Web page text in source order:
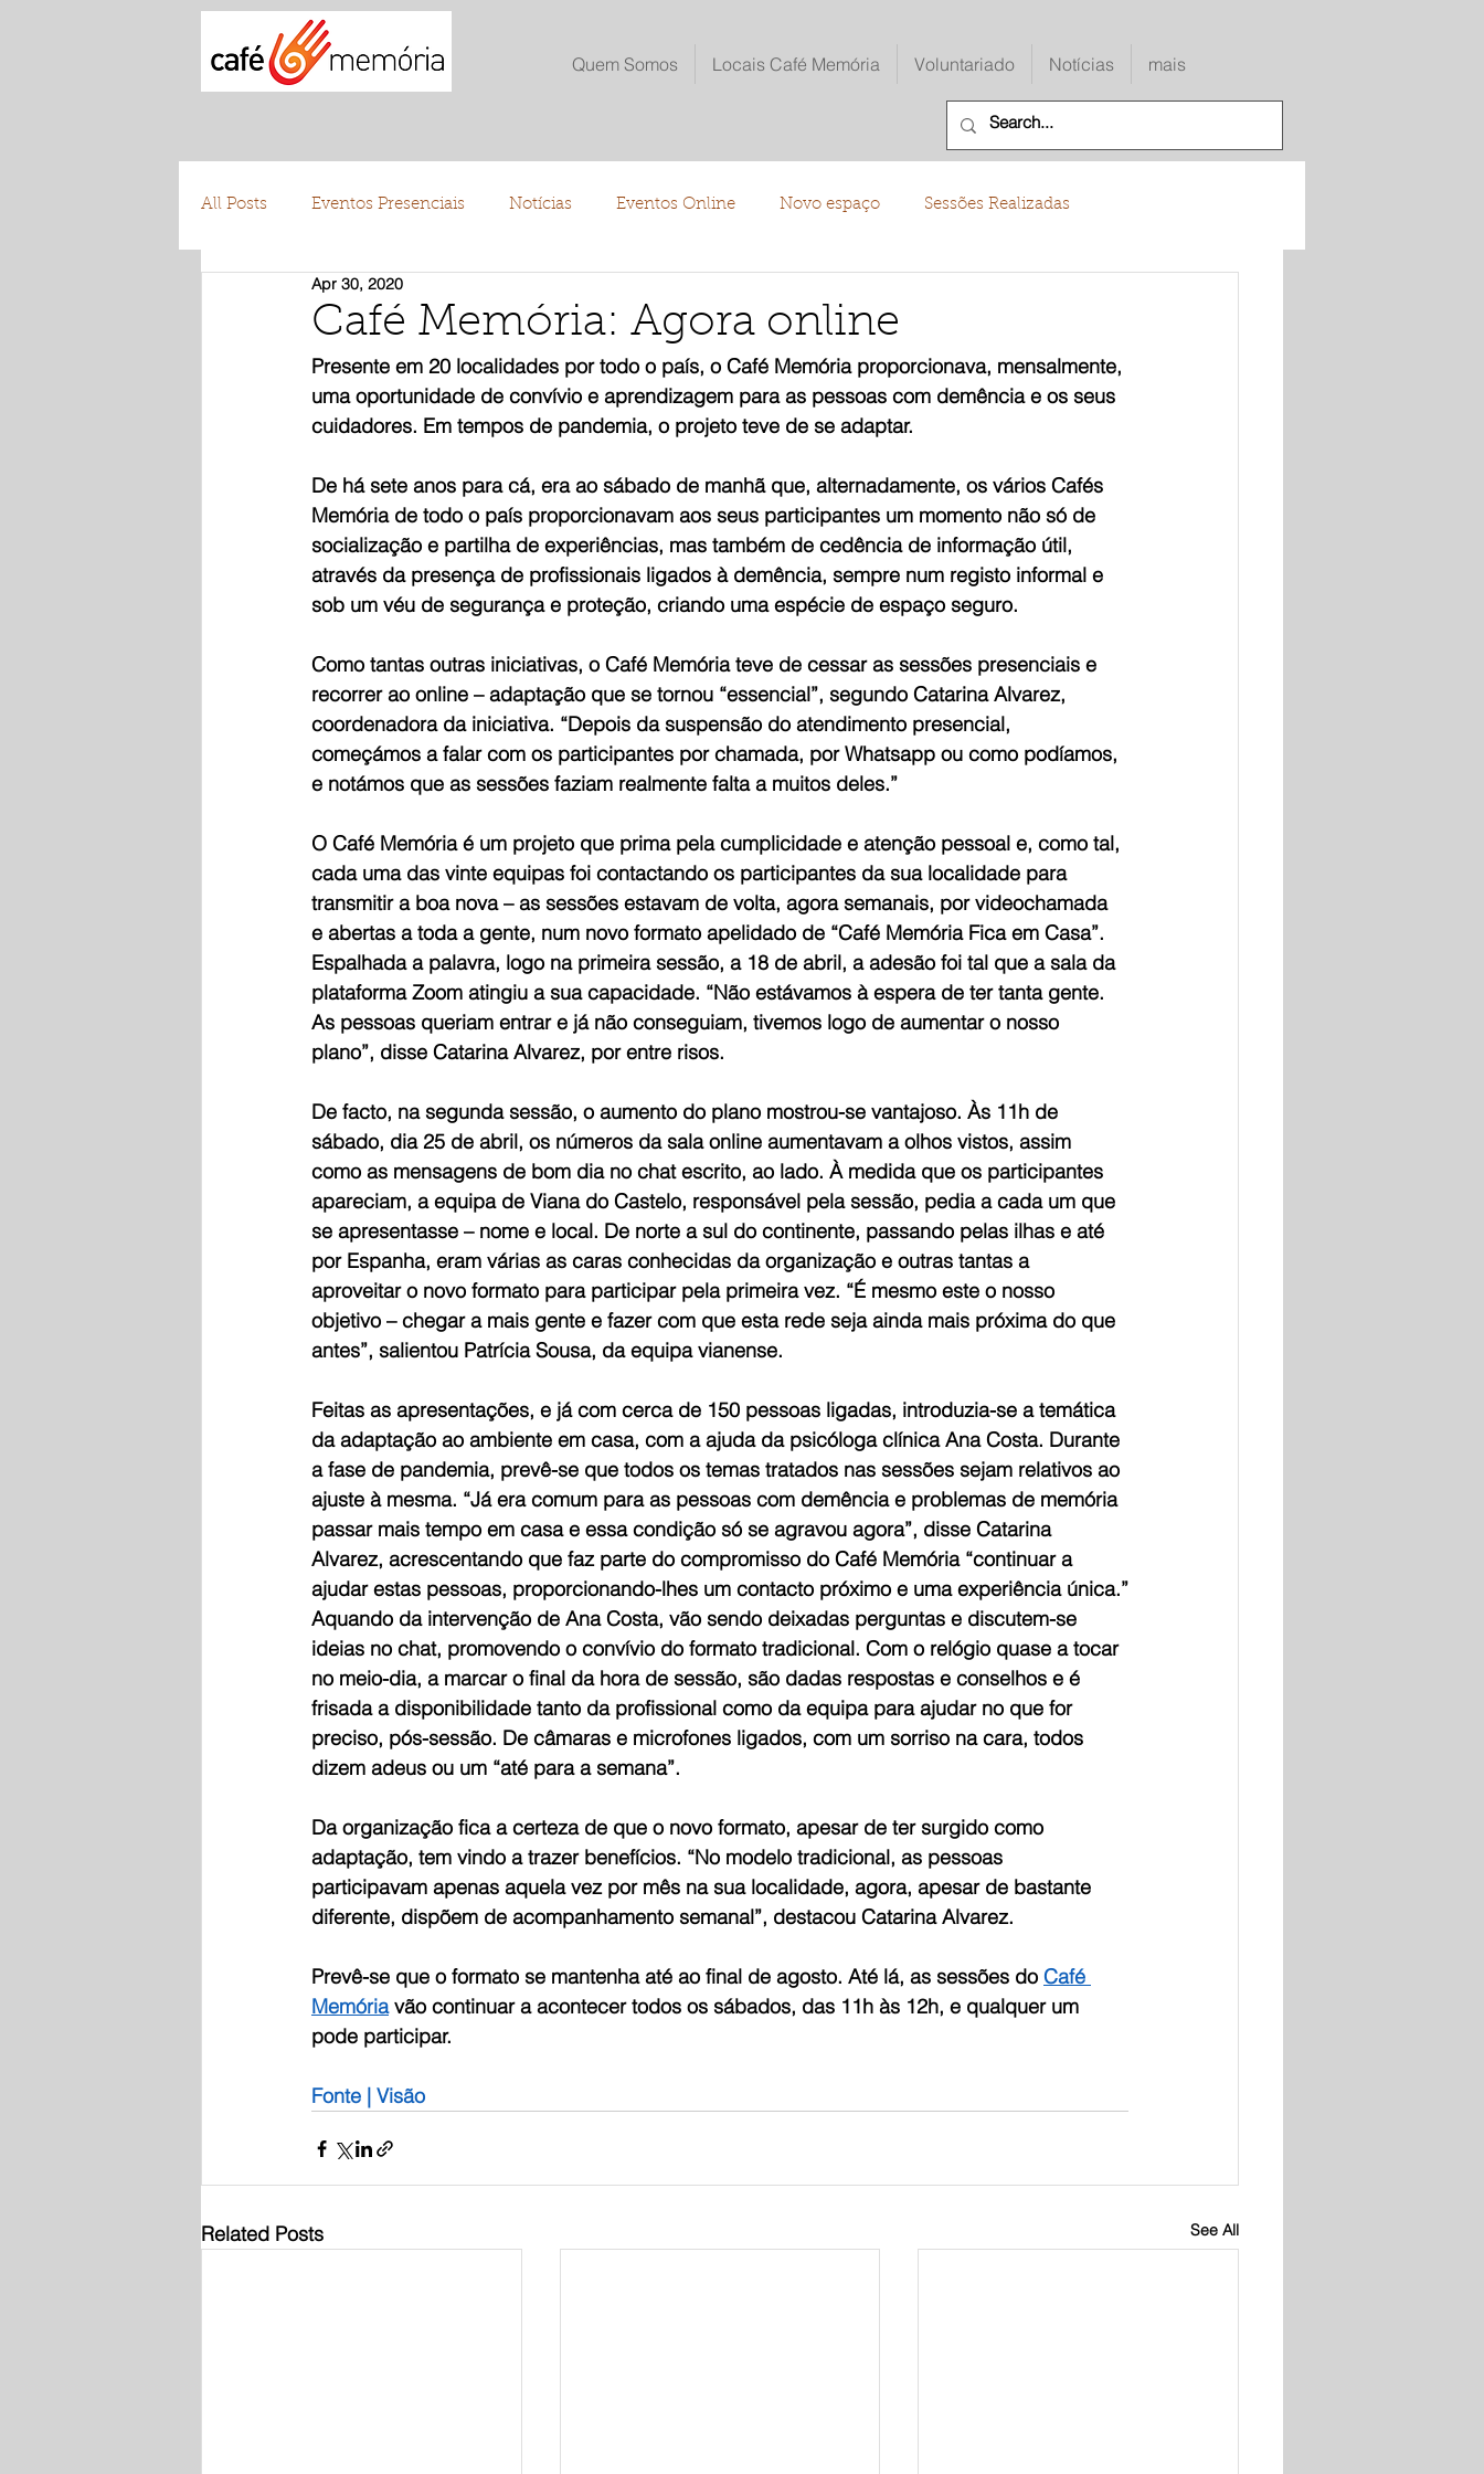
Quem Somos Locais Café Memória Voluntariado Notícias mais
All Posts Eventos Presenciais Notícias Eventos Online Novo espaço Sessões Realizadas
Testemunhos Voluntariado
Café Memória: Agora online
Apr 30, 2020
Presente em 20 localidades por todo o país, o Café Memória proporcionava, mensalmente,
uma oportunidade de convívio e aprendizagem para as pessoas com demência e os seus
cuidadores. Em tempos de pandemia, o projeto teve de se adaptar.
De há sete anos para cá, era ao sábado de manhã que, alternadamente, os vários Cafés
Memória de todo o país proporcionavam aos seus participantes um momento não só de
socialização e partilha de experiências, mas também de cedência de informação útil,
através da presença de profissionais ligados à demência, sempre num registo informal e
sob um véu de segurança e proteção, criando uma espécie de espaço seguro.
Como tantas outras iniciativas, o Café Memória teve de cessar as sessões presenciais e
recorrer ao online – adaptação que se tornou “essencial”, segundo Catarina Alvarez,
coordenadora da iniciativa. “Depois da suspensão do atendimento presencial,
começámos a falar com os participantes por chamada, por Whatsapp ou como podíamos,
e notámos que as sessões faziam realmente falta a muitos deles.”
O Café Memória é um projeto que prima pela cumplicidade e atenção pessoal e, como tal,
cada uma das vinte equipas foi contactando os participantes da sua localidade para
transmitir a boa nova – as sessões estavam de volta, agora semanais, por videochamada
e abertas a toda a gente, num novo formato apelidado de “Café Memória Fica em Casa”.
Espalhada a palavra, logo na primeira sessão, a 18 de abril, a adesão foi tal que a sala da
plataforma Zoom atingiu a sua capacidade. “Não estávamos à espera de ter tanta gente.
As pessoas queriam entrar e já não conseguiam, tivemos logo de aumentar o nosso
plano”, disse Catarina Alvarez, por entre risos.
De facto, na segunda sessão, o aumento do plano mostrou-se vantajoso. Às 11h de
sábado, dia 25 de abril, os números da sala online aumentavam a olhos vistos, assim
como as mensagens de bom dia no chat escrito, ao lado. À medida que os participantes
apareciam, a equipa de Viana do Castelo, responsável pela sessão, pedia a cada um que
se apresentasse – nome e local. De norte a sul do continente, passando pelas ilhas e até
por Espanha, eram várias as caras conhecidas da organização e outras tantas a
aproveitar o novo formato para participar pela primeira vez. “É mesmo este o nosso
objetivo – chegar a mais gente e fazer com que esta rede seja ainda mais próxima do que
antes”, salientou Patrícia Sousa, da equipa vianense.
Feitas as apresentações, e já com cerca de 150 pessoas ligadas, introduzia-se a temática
da adaptação ao ambiente em casa, com a ajuda da psicóloga clínica Ana Costa. Durante
a fase de pandemia, prevê-se que todos os temas tratados nas sessões sejam relativos ao
ajuste à mesma. “Já era comum para as pessoas com demência e problemas de memória
passar mais tempo em casa e essa condição só se agravou agora”, disse Catarina
Alvarez, acrescentando que faz parte do compromisso do Café Memória “continuar a
ajudar estas pessoas, proporcionando-lhes um contacto próximo e uma experiência única.”
Aquando da intervenção de Ana Costa, vão sendo deixadas perguntas e discutem-se
ideias no chat, promovendo o convívio do formato tradicional. Com o relógio quase a tocar
no meio-dia, a marcar o final da hora de sessão, são dadas respostas e conselhos e é
frisada a disponibilidade tanto da profissional como da equipa para ajudar no que for
preciso, pós-sessão. De câmaras e microfones ligados, com um sorriso na cara, todos
dizem adeus ou um “até para a semana”.
Da organização fica a certeza de que o novo formato, apesar de ter surgido como
adaptação, tem vindo a trazer benefícios. “No modelo tradicional, as pessoas
participavam apenas aquela vez por mês na sua localidade, agora, apesar de bastante
diferente, dispõem de acompanhamento semanal”, destacou Catarina Alvarez.
Prevê-se que o formato se mantenha até ao final de agosto. Até lá, as sessões do Café
Memória vão continuar a acontecer todos os sábados, das 11h às 12h, e qualquer um
pode participar.
Fonte | Visão
Related Posts See All